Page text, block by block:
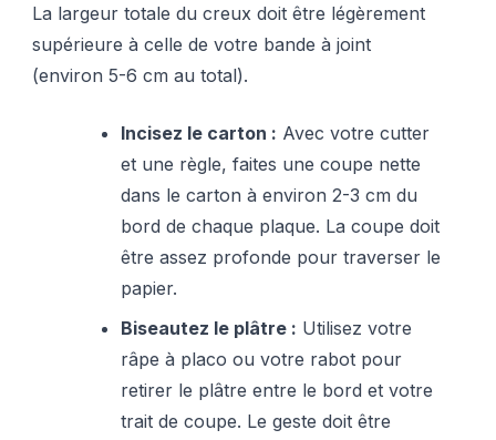
La largeur totale du creux doit être légèrement
supérieure à celle de votre bande à joint
(environ 5-6 cm au total).
Incisez le carton : Avec votre cutter
et une règle, faites une coupe nette
dans le carton à environ 2-3 cm du
bord de chaque plaque. La coupe doit
être assez profonde pour traverser le
papier.
Biseautez le plâtre : Utilisez votre
râpe à placo ou votre rabot pour
retirer le plâtre entre le bord et votre
trait de coupe. Le geste doit être